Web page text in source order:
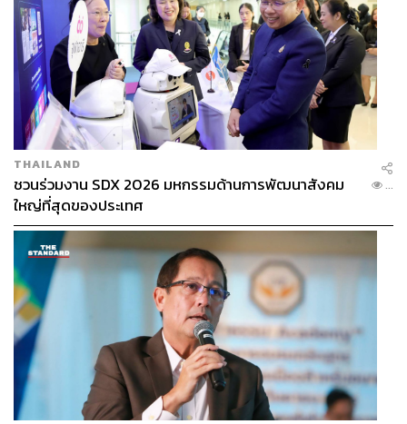
THAILAND
ชวนร่วมงาน SDX 2026 มหกรรมด้านการพัฒนาสังคม
ใหญ่ที่สุดของประเทศ
...